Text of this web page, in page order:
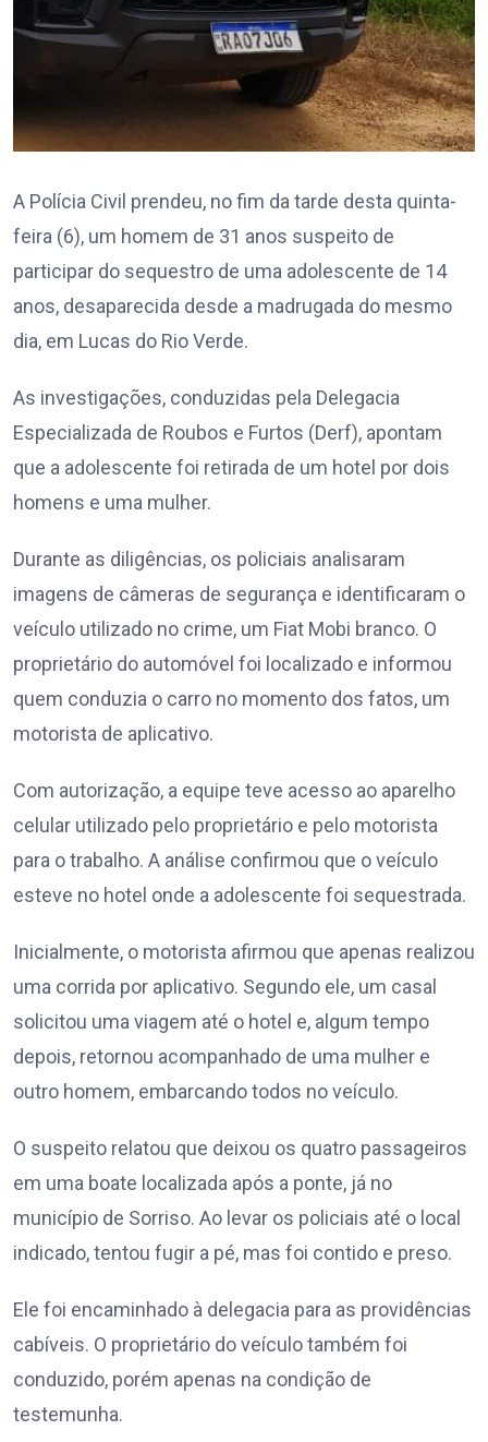
A Polícia Civil prendeu, no fim da tarde desta quinta-
feira (6), um homem de 31 anos suspeito de
participar do sequestro de uma adolescente de 14
anos, desaparecida desde a madrugada do mesmo
dia, em Lucas do Rio Verde.
As investigações, conduzidas pela Delegacia
Especializada de Roubos e Furtos (Derf), apontam
que a adolescente foi retirada de um hotel por dois
homens e uma mulher.
Durante as diligências, os policiais analisaram
imagens de câmeras de segurança e identificaram o
veículo utilizado no crime, um Fiat Mobi branco. O
proprietário do automóvel foi localizado e informou
quem conduzia o carro no momento dos fatos, um
motorista de aplicativo.
Com autorização, a equipe teve acesso ao aparelho
celular utilizado pelo proprietário e pelo motorista
para o trabalho. A análise confirmou que o veículo
esteve no hotel onde a adolescente foi sequestrada.
Inicialmente, o motorista afirmou que apenas realizou
uma corrida por aplicativo. Segundo ele, um casal
solicitou uma viagem até o hotel e, algum tempo
depois, retornou acompanhado de uma mulher e
outro homem, embarcando todos no veículo.
O suspeito relatou que deixou os quatro passageiros
em uma boate localizada após a ponte, já no
município de Sorriso. Ao levar os policiais até o local
indicado, tentou fugir a pé, mas foi contido e preso.
Ele foi encaminhado à delegacia para as providências
cabíveis. O proprietário do veículo também foi
conduzido, porém apenas na condição de
testemunha.